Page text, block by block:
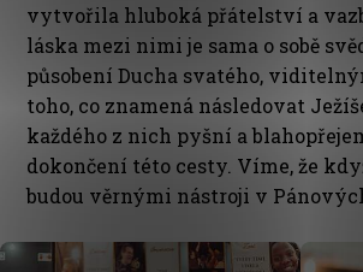
vytvořila hluboká přátelství a
láska mezi nimi je sama o sobě
působení Ducha svatého,
toho, co znamená následovat
každého z nich pyšní a
dokončení této cesty. Víme, že
budou věrnými nástroji v